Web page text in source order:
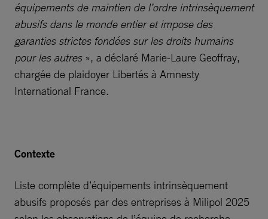
équipements de maintien de l’ordre intrinsèquement
abusifs dans le monde entier et impose des
garanties strictes fondées sur les droits humains
pour les autres », a déclaré Marie-Laure Geoffray,
chargée de plaidoyer Libertés à Amnesty
International France.
Contexte
Liste complète d’équipements intrinsèquement
abusifs proposés par des entreprises à Milipol 2025